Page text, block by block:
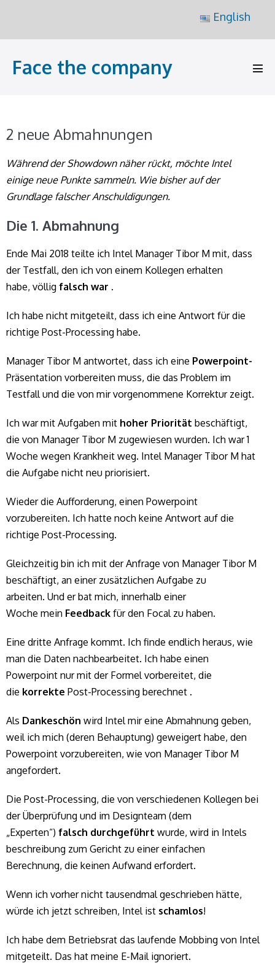
springen
English
Face the company
2 neue Abmahnungen
Während der Showdown näher rückt, möchte Intel
einige neue Punkte sammeln. Wie bisher auf der
Grundlage falscher Anschuldigungen.
Die 1. Abmahnung
Ende Mai 2018 teilte ich Intel Manager Tibor M mit, dass
der Testfall, den ich von einem Kollegen erhalten
habe, völlig falsch war .
Ich habe nicht mitgeteilt, dass ich eine Antwort für die
richtige Post-Processing habe.
Manager Tibor M antwortet, dass ich eine Powerpoint-
Präsentation vorbereiten muss, die das Problem im
Testfall und die von mir vorgenommene Korrektur zeigt.
Ich war mit Aufgaben mit hoher Priorität beschäftigt,
die von Manager Tibor M zugewiesen wurden. Ich war 1
Woche wegen Krankheit weg. Intel Manager Tibor M hat
die Aufgabe nicht neu priorisiert.
Wieder die Aufforderung, einen Powerpoint
vorzubereiten. Ich hatte noch keine Antwort auf die
richtige Post-Processing.
Gleichzeitig bin ich mit der Anfrage von Manager Tibor M
beschäftigt, an einer zusätzlichen Aufgabe zu
arbeiten. Und er bat mich, innerhalb einer
Woche mein Feedback für den Focal zu haben.
Eine dritte Anfrage kommt. Ich finde endlich heraus, wie
man die Daten nachbearbeitet. Ich habe einen
Powerpoint nur mit der Formel vorbereitet, die
die korrekte Post-Processing berechnet .
Als Dankeschön wird Intel mir eine Abmahnung geben,
weil ich mich (deren Behauptung) geweigert habe, den
Powerpoint vorzubereiten, wie von Manager Tibor M
angefordert.
Die Post-Processing, die von verschiedenen Kollegen bei
der Überprüfung und im Designteam (dem
„Experten“) falsch durchgeführt wurde, wird in Intels
beschreibung zum Gericht zu einer einfachen
Berechnung, die keinen Aufwand erfordert.
Wenn ich vorher nicht tausendmal geschrieben hätte,
würde ich jetzt schreiben, Intel ist schamlos!
Ich habe dem Betriebsrat das laufende Mobbing von Intel
mitgeteilt. Das hat meine E-Mail ignoriert.